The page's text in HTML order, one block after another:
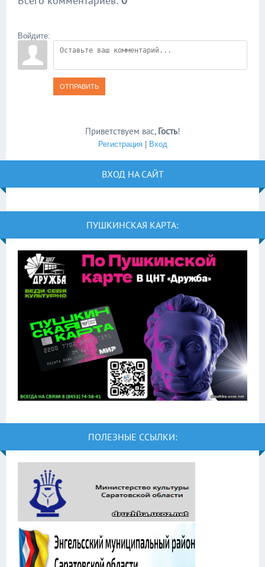
Войдите:
ОТПРАВИТЬ
Приветствуем вас, Гость!
Регистрация| Вход
ВХОД НА САЙТ
ПУШКИНСКАЯ КАРТА:
ПОЛЕЗНЫЕ ССЫЛКИ: